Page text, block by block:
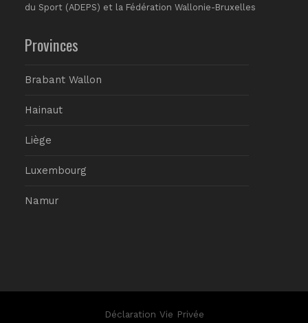
du Sport (ADEPS) et la Fédération Wallonie-Bruxelles
Provinces
Brabant Wallon
Hainaut
Liège
Luxembourg
Namur
Déclaration Vie Privée